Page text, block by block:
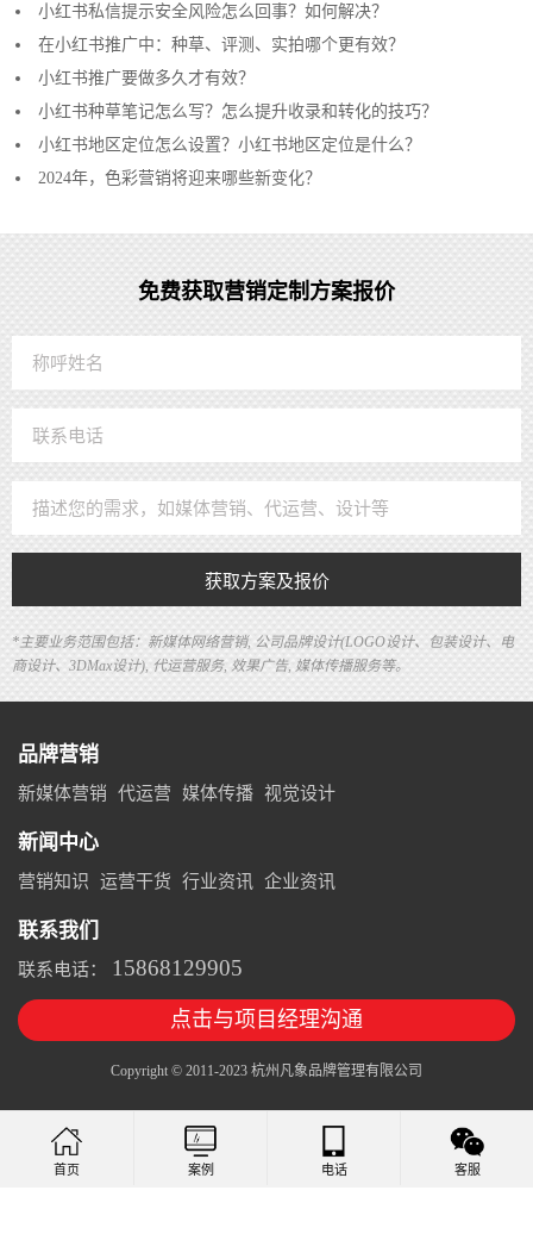
小红书私信提示安全风险怎么回事？如何解决？
在小红书推广中：种草、评测、实拍哪个更有效？
小红书推广要做多久才有效？
小红书种草笔记怎么写？怎么提升收录和转化的技巧？
小红书地区定位怎么设置？小红书地区定位是什么？
2024年，色彩营销将迎来哪些新变化？
免费获取营销定制方案报价
获取方案及报价
*主要业务范围包括：新媒体网络营销, 公司品牌设计(LOGO设计、包装设计、电
商设计、3DMax设计), 代运营服务, 效果广告, 媒体传播服务等。
品牌营销
新媒体营销 代运营 媒体传播 视觉设计
新闻中心
营销知识 运营干货 行业资讯 企业资讯
联系我们
联系电话： 15868129905
点击与项目经理沟通
Copyright © 2011-2023 杭州凡象品牌管理有限公司
首页 案例 电话 客服